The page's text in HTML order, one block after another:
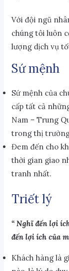
Với đội ngũ
chúng tôi luôn
lượng dịch vụ
Sứ mệnh
Sứ mệnh của
cấp tất cả
Nam – Trung
trong thị
Đem đến cho
thời gian giao
tranh nhất.
Triết lý
“ Nghĩ đến lợi
đến lợi ích của
Khách hàng là